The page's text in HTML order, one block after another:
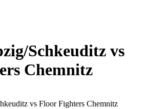
Schkeuditz vs
Chemnitz
vs Floor Fighters Chemnitz